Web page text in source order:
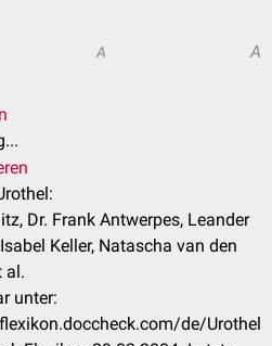
A A
Dr. Frank Antwerpes, Leander
Keller, Natascha van den
al.
unter:
de/Urothel